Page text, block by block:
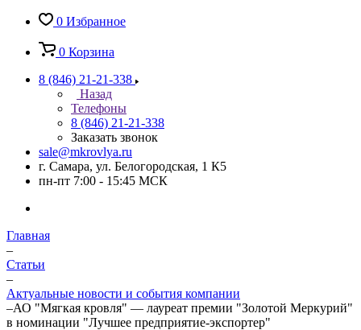
0 Избранное
0 Корзина
8 (846) 21-21-338
Назад
Телефоны
8 (846) 21-21-338
Заказать звонок
sale@mkrovlya.ru
г. Самара, ул. Белогородская, 1 К5
пн-пт 7:00 - 15:45 МСК
Главная
–
Статьи
–
Актуальные новости и события компании
–АО "Мягкая кровля" — лауреат премии "Золотой Меркурий"
в номинации "Лучшее предприятие-экспортер"